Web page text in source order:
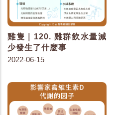
雞隻｜120. 雞群飲水量減
少發生了什麼事
2022-06-15